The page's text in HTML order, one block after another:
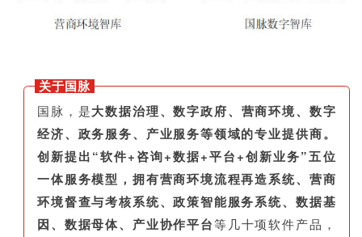
关于国脉
国脉，是大数据治理、数字政府、营商环境、数字
经济、政务服务、产业服务等领域的专业提供商。
创新提出“软件+咨询+数据+平台+创新业务”五位
一体服务模型，拥有营商环境流程再造系统、营商
环境督查与考核系统、政策智能服务系统、数据基
因、数据母体、产业协作平台等几十项软件产品，